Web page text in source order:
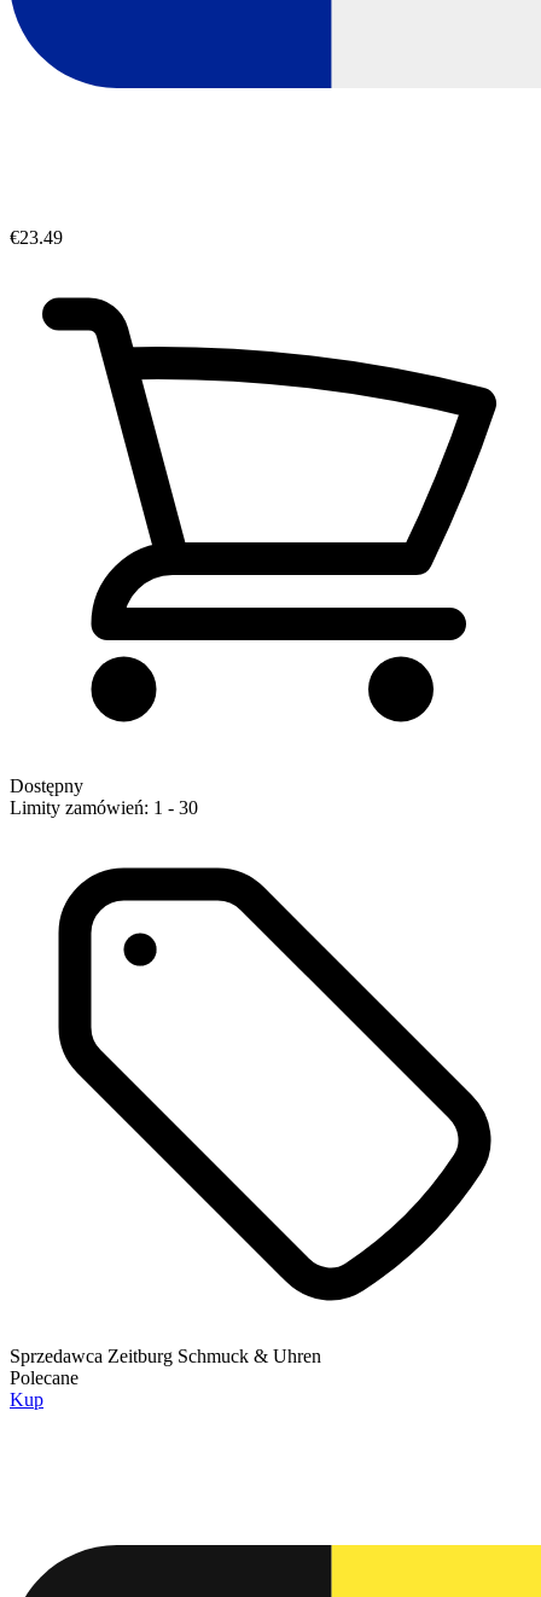
€23.49
Dostępny
Limity zamówień: 1 - 30
Sprzedawca Zeitburg Schmuck & Uhren
Polecane
Kup